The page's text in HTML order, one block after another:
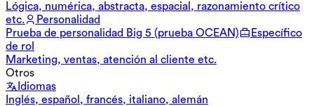
Lógica, numérica, abstracta, espacial, razonamiento crítico
etc.
Personalidad
Prueba de personalidad Big 5 (prueba OCEAN)
Específico
de rol
Marketing, ventas, atención al cliente etc.
Otros
Idiomas
Inglés, español, francés, italiano, alemán